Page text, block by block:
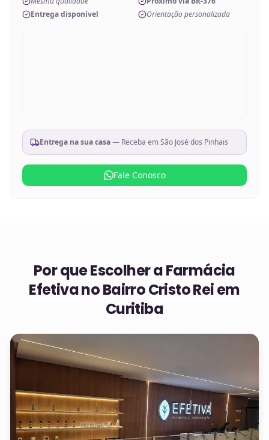
Entrega disponível
Orientação personalizada
Entrega na sua casa— Receba emSão José dos Pinhais
Fale Conosco
Por que Escolher a Farmácia
Efetiva noBairro Cristo Rei em
Curitiba